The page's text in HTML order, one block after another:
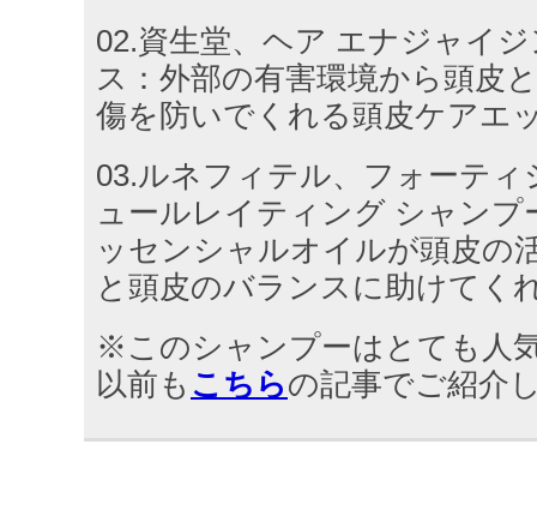
02.資生堂、ヘア エナジャイ
ス：外部の有害環境から頭皮
傷を防いでくれる頭皮ケアエ
03.ルネフィテル、フォーテ
ュールレイティング シャンプ
ッセンシャルオイルが頭皮の
と頭皮のバランスに助けてく
※このシャンプーはとても人
以前も こちらの記事でご紹介